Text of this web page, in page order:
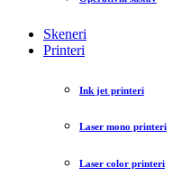
Skeneri
Printeri
Ink jet printeri
Laser mono printeri
Laser color printeri